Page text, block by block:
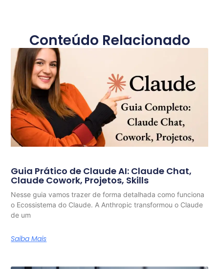
Conteúdo Relacionado
Guia Prático de Claude AI: Claude Chat,
Claude Cowork, Projetos, Skills
Nesse guia vamos trazer de forma detalhada como funciona
o Ecossistema do Claude. A Anthropic transformou o Claude
de um
Saiba Mais